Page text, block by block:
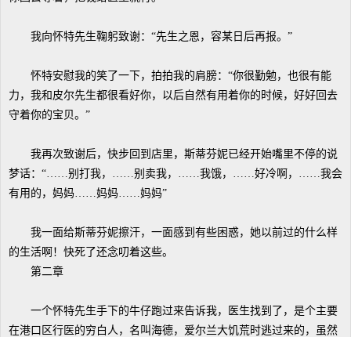
我向怀特先生鞠躬致谢：“先生之恩，容某日后再报。”
怀特安慰我的笑了一下，拍拍我的肩膀：“你很勤勉，也很有能
力，我和皮尔先生都很看好你，以后自然有用着你的时候，好好回去
守着你的宝贝。”
我再次致谢后，快步回到店里，斯蒂芬妮已经开始嘴里不停的说
梦话：“……别打我，……别卖我，……我饿，……好冷啊，……我会
有用的，妈妈……妈妈……妈妈”
我一面给斯蒂芬妮擦汗，一面感到有些困惑，她以前过的什么样
的生活啊！快死了还念叨着这些。
第二章
一个怀特先生手下的牛仔跑过来告诉我，医生找到了，是个主要
在港口区行医的穷白人，名叫海德，爱尔兰大饥荒时逃过来的，虽然